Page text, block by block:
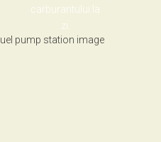
carburantului la
zi.